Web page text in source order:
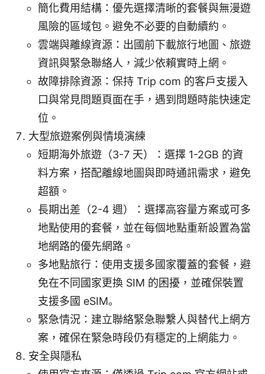
簡化費用結構：優先選擇清晰的套餐與無漫遊
風險的區域包。避免不必要的自動續約。
雲端與離線資源：出國前下載旅行地圖、旅遊
資訊與緊急聯絡人，減少依賴實時上網。
故障排除資源：保持 Trip com 的客戶支援入
口與常見問題頁面在手，遇到問題時能快速定
位。
大型旅遊案例與情境演練
短期海外旅遊（3-7 天）：選擇 1-2GB 的資
料方案，搭配離線地圖與即時通訊需求，避免
超額。
長期出差（2-4 週）：選擇高容量方案或可多
地點使用的套餐，並在每個地點重新設置為當
地網路的優先網路。
多地點旅行：使用支援多國家覆蓋的套餐，避
免在不同國家更換 SIM 的困擾，並確保裝置
支援多國 eSIM。
緊急情況：建立聯絡緊急聯繫人與替代上網方
案，確保在緊急時段仍有穩定的上網能力。
安全與隱私